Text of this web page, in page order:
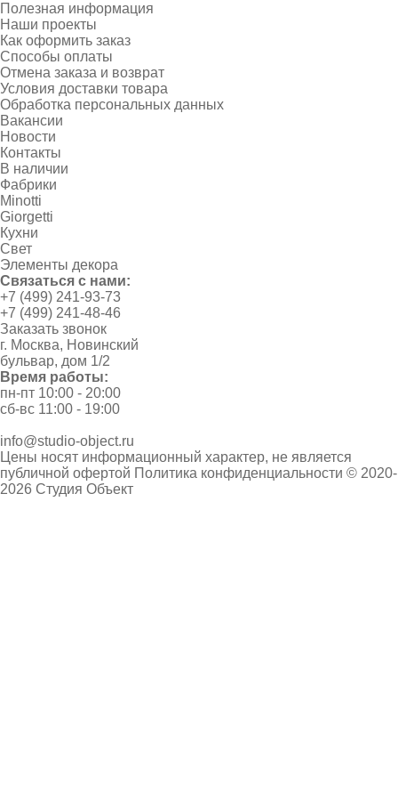
Полезная информация
Наши проекты
Как оформить заказ
Способы оплаты
Отмена заказа и возврат
Условия доставки товара
Обработка персональных данных
Вакансии
Новости
Контакты
В наличии
Фабрики
Minotti
Giorgetti
Кухни
Свет
Элементы декора
Связаться с нами:
+7 (499) 241-93-73
+7 (499) 241-48-46
Заказать звонок
г. Москва, Новинский
бульвар, дом 1/2
Время работы:
пн-пт 10:00 - 20:00
сб-вс 11:00 - 19:00
info@studio-object.ru
Цены носят информационный характер, не является
публичной офертой Политика конфиденциальности © 2020-
2026 Студия Объект